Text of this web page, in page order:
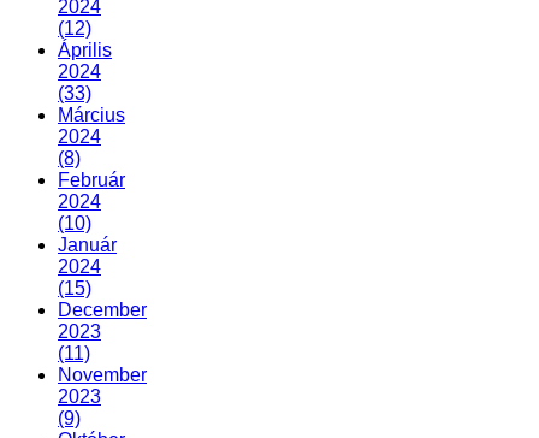
2024
(12)
Április
2024
(33)
Március
2024
(8)
Február
2024
(10)
Január
2024
(15)
December
2023
(11)
November
2023
(9)